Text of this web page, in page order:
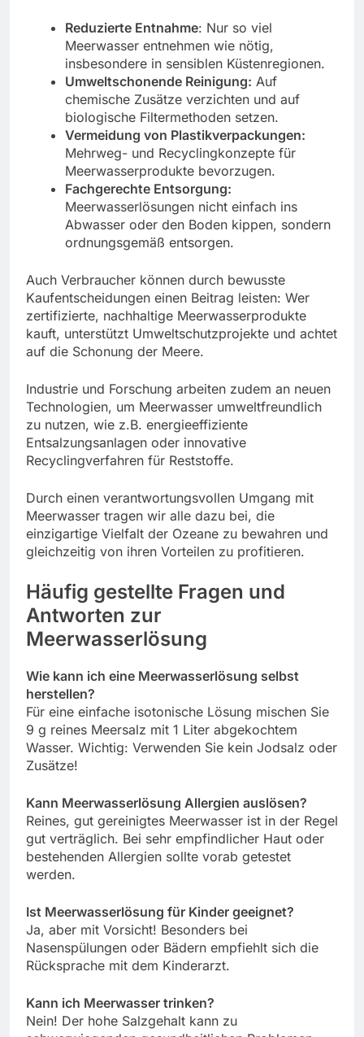
Reduzierte Entnahme: Nur so viel
Meerwasser entnehmen wie nötig,
insbesondere in sensiblen Küstenregionen.
Umweltschonende Reinigung: Auf
chemische Zusätze verzichten und auf
biologische Filtermethoden setzen.
Vermeidung von Plastikverpackungen:
Mehrweg- und Recyclingkonzepte für
Meerwasserprodukte bevorzugen.
Fachgerechte Entsorgung:
Meerwasserlösungen nicht einfach ins
Abwasser oder den Boden kippen, sondern
ordnungsgemäß entsorgen.
Auch Verbraucher können durch bewusste
Kaufentscheidungen einen Beitrag leisten: Wer
zertifizierte, nachhaltige Meerwasserprodukte
kauft, unterstützt Umweltschutzprojekte und achtet
auf die Schonung der Meere.
Industrie und Forschung arbeiten zudem an neuen
Technologien, um Meerwasser umweltfreundlich
zu nutzen, wie z.B. energieeffiziente
Entsalzungsanlagen oder innovative
Recyclingverfahren für Reststoffe.
Durch einen verantwortungsvollen Umgang mit
Meerwasser tragen wir alle dazu bei, die
einzigartige Vielfalt der Ozeane zu bewahren und
gleichzeitig von ihren Vorteilen zu profitieren.
Häufig gestellte Fragen und
Antworten zur
Meerwasserlösung
Wie kann ich eine Meerwasserlösung selbst
herstellen?
Für eine einfache isotonische Lösung mischen Sie
9 g reines Meersalz mit 1 Liter abgekochtem
Wasser. Wichtig: Verwenden Sie kein Jodsalz oder
Zusätze!
Kann Meerwasserlösung Allergien auslösen?
Reines, gut gereinigtes Meerwasser ist in der Regel
gut verträglich. Bei sehr empfindlicher Haut oder
bestehenden Allergien sollte vorab getestet
werden.
Ist Meerwasserlösung für Kinder geeignet?
Ja, aber mit Vorsicht! Besonders bei
Nasenspülungen oder Bädern empfiehlt sich die
Rücksprache mit dem Kinderarzt.
Kann ich Meerwasser trinken?
Nein! Der hohe Salzgehalt kann zu